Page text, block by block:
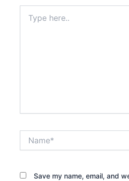
f
i
here..
Save my name, email, and